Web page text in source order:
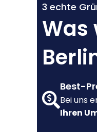
3 echte
Was
Best-
Bei uns
Ihren